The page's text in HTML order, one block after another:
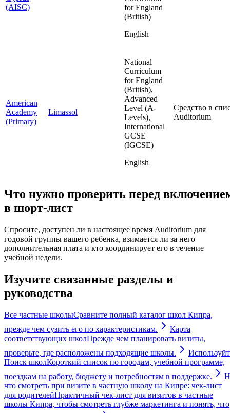
(AISC)
for England
(British)
English
American
Academy
(Primary)
Limassol
National
Curriculum
for England
(British),
Advanced
Level (A-
Levels),
International
GCSE
(IGCSE)
English
Средство в
Auditorium
Что нужно проверить перед
в шорт-лист
Спросите, доступен ли в настоящее время Auditorium для
годовой группы вашего ребенка, взимается ли за него
дополнительная плата и кто координирует его в течение
учебной недели.
Изучите связанные разделы и
руководства
Все частные школыСравните полный каталог школ Кипра,
прежде чем сузить его по характеристикам.
Карта
соответствующих школПрежде чем планировать визиты,
проверьте, где расположены подходящие школы.
Поиск школКороткий список по городам, учебной программе,
поездкам на работу, бюджету и потребностям в поддержке.
что смотреть при визите в частную школу на Кипре: чек-лист
для родителейПрактичный чек-лист для визитов в частные
школы Кипра, чтобы смотреть глубже маркетинга и понять, что